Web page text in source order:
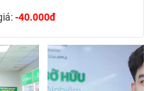
-40.000đ